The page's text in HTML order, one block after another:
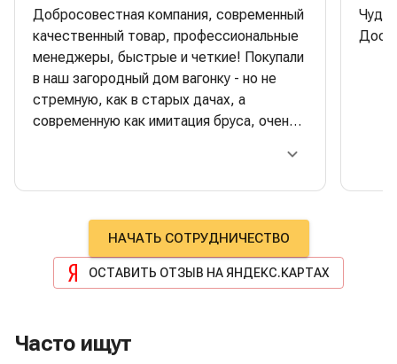
Добросовестная компания, современный
качественный товар, профессиональные
менеджеры, быстрые и четкие! Покупали
в наш загородный дом вагонку - но не
стремную, как в старых дачах, а
современную как имитация бруса, очень
максимально оперативно сделал
поставку, при этом правильно
побеспокоился о разных нюансах,
которые очень хорошо повлияли на
благодарна!! Успехов и процветания!
НАЧАТЬ СОТРУДНИЧЕСТВО
ОСТАВИТЬ ОТЗЫВ НА ЯНДЕКС.КАРТАХ
Часто ищут